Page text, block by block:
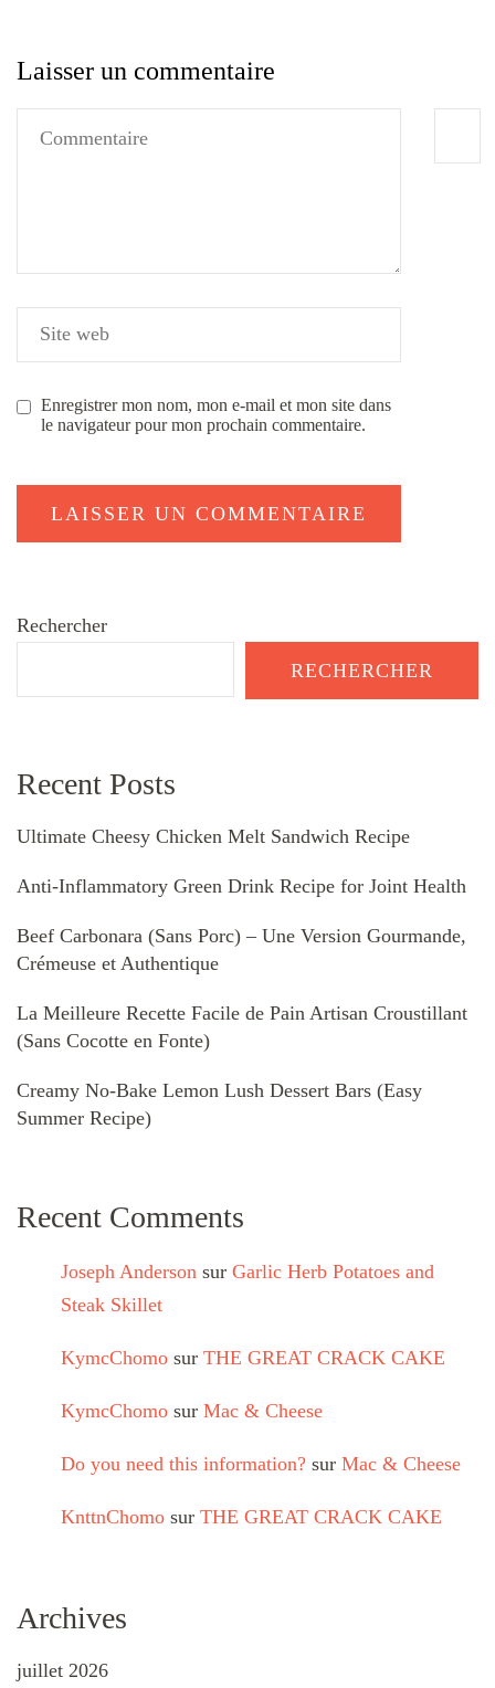
Laisser un commentaire
Enregistrer mon nom, mon e-mail et mon site dans
le navigateur pour mon prochain commentaire.
Rechercher
RECHERCHER
Recent Posts
Ultimate Cheesy Chicken Melt Sandwich Recipe
Anti-Inflammatory Green Drink Recipe for Joint Health
Beef Carbonara (Sans Porc) – Une Version Gourmande,
Crémeuse et Authentique
La Meilleure Recette Facile de Pain Artisan Croustillant
(Sans Cocotte en Fonte)
Creamy No-Bake Lemon Lush Dessert Bars (Easy
Summer Recipe)
Recent Comments
Joseph Anderson sur Garlic Herb Potatoes and
Steak Skillet
KymcChomo sur THE GREAT CRACK CAKE
KymcChomo sur Mac & Cheese
Do you need this information? sur Mac & Cheese
KnttnChomo sur THE GREAT CRACK CAKE
Archives
juillet 2026